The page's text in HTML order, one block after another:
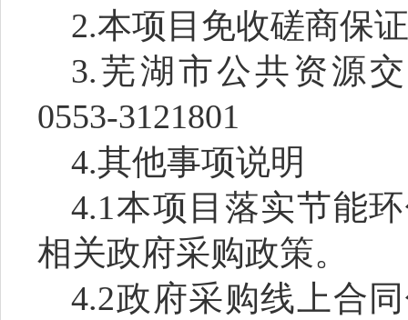
2.本项目免收磋商保
3.芜湖市公共资源
0553-3121801
4.其他事项说明
4.1本项目落实节能
相关政府采购政策。
4.2政府采购线上合